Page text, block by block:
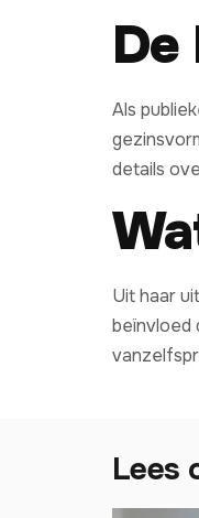
Als
details
Uit haar
beïnvloed
Lees